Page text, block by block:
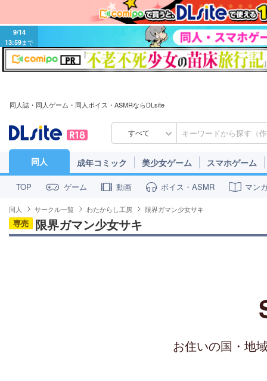
9/14
13:59まで
同人誌・同人ゲーム・同人ボイス・ASMRならDLsite
すべて
同人 成年コミック 美少女ゲーム スマホゲーム
TOP ゲーム 動画 ボイス・ASMR マン
同人 サークル一覧 わたからし工房 限界ガマン少女サキ
専売 限界ガマン少女サキ
お住いの国・地